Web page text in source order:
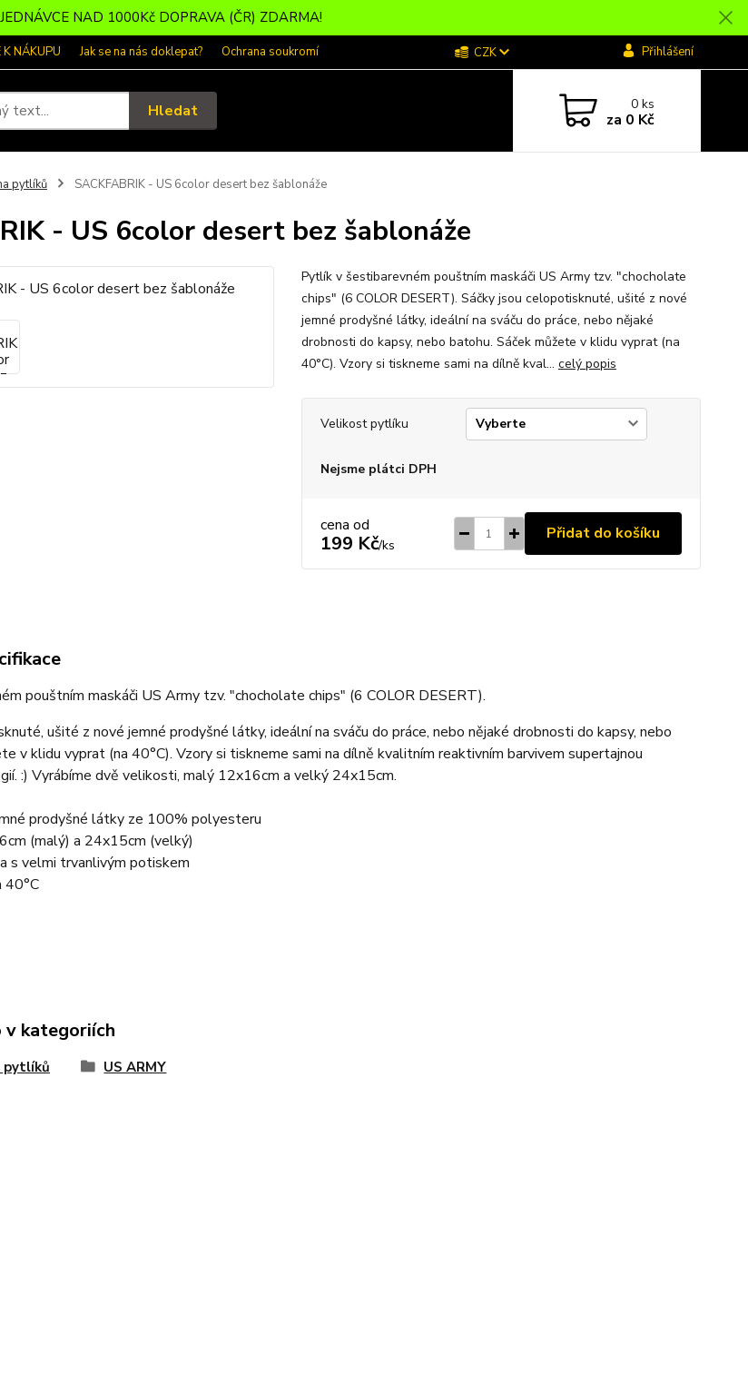
NAD 1000Kč DOPRAVA (ČR) ZDARMA!
NÁKUPU Jak se na nás doklepat? Ochrana soukromí CZK Přihlášení
Hledat 0ks
za 0 Kč
pytlíků SACKFABRIK - US 6color desert bez šablonáže
- US 6color desert bez šablonáže
Pytlík v šestibarevném pouštním maskáči US Army tzv. "chocholate
chips" (6 COLOR DESERT). Sáčky jsou celopotisknuté, ušité z nové
jemné prodyšné látky, ideální na sváču do práce, nebo nějaké
drobnosti do kapsy, nebo batohu. Sáček můžete v klidu vyprat (na
40°C). Vzory si tiskneme sami na dílně kval... celý popis
Velikost pytlíku
Nejsme plátci DPH
cena od
199 Kč/ks
Přidat do košíku
pouštním maskáči US Army tzv. "chocholate chips" (6 COLOR DESERT).
ušité z nové jemné prodyšné látky, ideální na sváču do práce, nebo nějaké drobnosti do kapsy, nebo
v klidu vyprat (na 40°C). Vzory si tiskneme sami na dílně kvalitním reaktivním barvivem supertajnou
:) Vyrábíme dvě velikosti, malý 12x16cm a velký 24x15cm.
prodyšné látky ze 100% polyesteru
(malý) a 24x15cm (velký)
s velmi trvanlivým potiskem
40°C
v kategoriích
pytlíků US ARMY